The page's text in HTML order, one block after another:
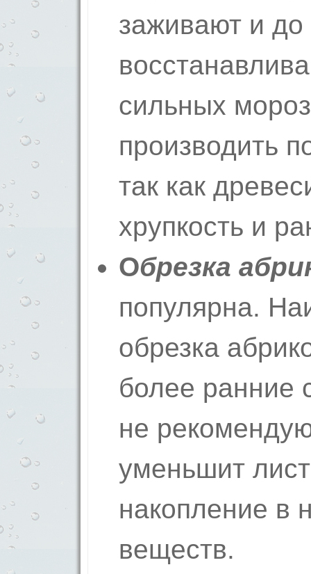
заживают и
сильных
производить
так как
хрупкость и
Обрезка
популярна.
обрезка
более ранние
не
уменьшит
накопление в
веществ.